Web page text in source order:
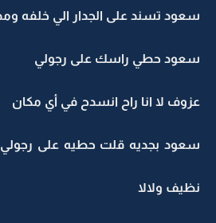
سعود تسند على الجدار الي خلفه
سعود حطي راسك على رجولي
عزوف لا انا راح انسدح في أي مكان
سعود بجديه قلت حطيه على رجولي
نظيف ولالا